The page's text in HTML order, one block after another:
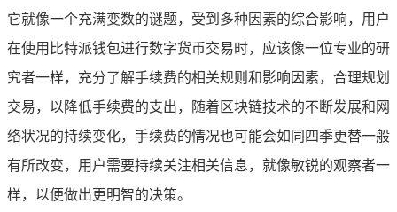
它就像一个充满变数的谜题，受到多种因素的综合影响，用户
在使用比特派钱包进行数字货币交易时，应该像一位专业的研
究者一样，充分了解手续费的相关规则和影响因素，合理规划
交易，以降低手续费的支出，随着区块链技术的不断发展和网
络状况的持续变化，手续费的情况也可能会如同四季更替一般
有所改变，用户需要持续关注相关信息，就像敏锐的观察者一
样，以便做出更明智的决策。